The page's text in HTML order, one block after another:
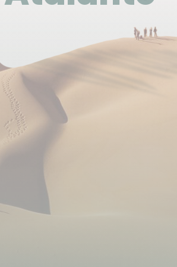
d'indisponibilité, nous logerons dans
la plupart des hébergements.
pour les prises ( 220v).
de rendez-vous
d'arrivée, le briefing avec le guide
soirée avant le dîner ou le